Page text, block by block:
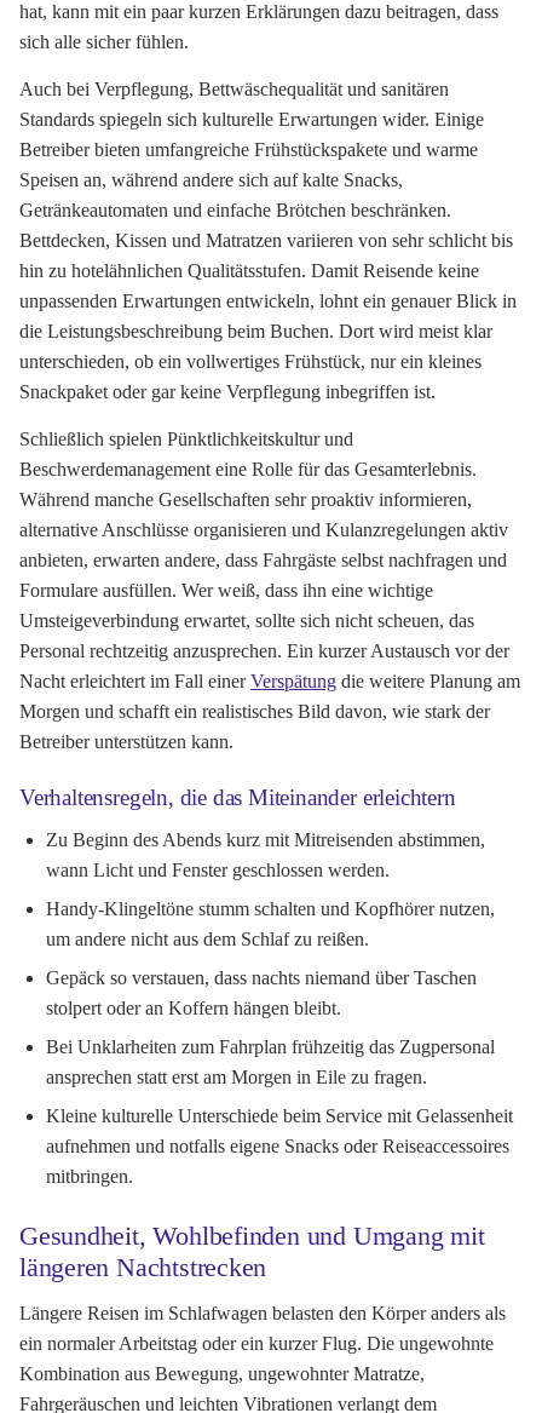
hat, kann mit ein paar kurzen Erklärungen dazu beitragen, dass
sich alle sicher fühlen.
Auch bei Verpflegung, Bettwäschequalität und sanitären
Standards spiegeln sich kulturelle Erwartungen wider. Einige
Betreiber bieten umfangreiche Frühstückspakete und warme
Speisen an, während andere sich auf kalte Snacks,
Getränkeautomaten und einfache Brötchen beschränken.
Bettdecken, Kissen und Matratzen variieren von sehr schlicht bis
hin zu hotelähnlichen Qualitätsstufen. Damit Reisende keine
unpassenden Erwartungen entwickeln, lohnt ein genauer Blick in
die Leistungsbeschreibung beim Buchen. Dort wird meist klar
unterschieden, ob ein vollwertiges Frühstück, nur ein kleines
Snackpaket oder gar keine Verpflegung inbegriffen ist.
Schließlich spielen Pünktlichkeitskultur und
Beschwerdemanagement eine Rolle für das Gesamterlebnis.
Während manche Gesellschaften sehr proaktiv informieren,
alternative Anschlüsse organisieren und Kulanzregelungen aktiv
anbieten, erwarten andere, dass Fahrgäste selbst nachfragen und
Formulare ausfüllen. Wer weiß, dass ihn eine wichtige
Umsteigeverbindung erwartet, sollte sich nicht scheuen, das
Personal rechtzeitig anzusprechen. Ein kurzer Austausch vor der
Nacht erleichtert im Fall einerVerspätung die weitere Planung am
Morgen und schafft ein realistisches Bild davon, wie stark der
Betreiber unterstützen kann.
Verhaltensregeln, die das Miteinander erleichtern
Zu Beginn des Abends kurz mit Mitreisenden abstimmen,
wann Licht und Fenster geschlossen werden.
Handy-Klingeltöne stumm schalten und Kopfhörer nutzen,
um andere nicht aus dem Schlaf zu reißen.
Gepäck so verstauen, dass nachts niemand über Taschen
stolpert oder an Koffern hängen bleibt.
Bei Unklarheiten zum Fahrplan frühzeitig das Zugpersonal
ansprechen statt erst am Morgen in Eile zu fragen.
Kleine kulturelle Unterschiede beim Service mit Gelassenheit
aufnehmen und notfalls eigene Snacks oder Reiseaccessoires
mitbringen.
Gesundheit, Wohlbefinden und Umgang mit
längeren Nachtstrecken
Längere Reisen im Schlafwagen belasten den Körper anders als
ein normaler Arbeitstag oder ein kurzer Flug. Die ungewohnte
Kombination aus Bewegung, ungewohnter Matratze,
Fahrgeräuschen und leichten Vibrationen verlangt dem